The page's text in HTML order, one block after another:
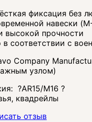
фиксация без
навески
высокой прочности
соответствии с
Company
узлом)
?AR15/M16 ?
квадрейлы
отзыв